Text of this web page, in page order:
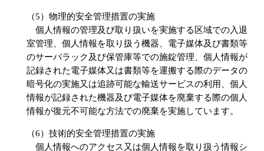
（5）物理的安全管理措置の実施
個人情報の管理及び取り扱いを実施する区域での入退
室管理、個人情報を取り扱う機器、電子媒体及び書類等
のサーバラック及び保管庫等での施錠管理、個人情報が
記録された電子媒体又は書類等を運搬する際のデータの
暗号化の実施又は追跡可能な輸送サービスの利用、個人
情報が記録された機器及び電子媒体を廃棄する際の個人
情報が復元不可能な方法での廃棄を実施しています。
（6）技術的安全管理措置の実施
個人情報へのアクセス又は個人情報を取り扱う情報シ